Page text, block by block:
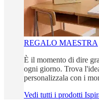
REGALO MAESTRA
È il momento di dire
ogni giorno. Trova
personalizzala con i
Vedi tutti i prodotti